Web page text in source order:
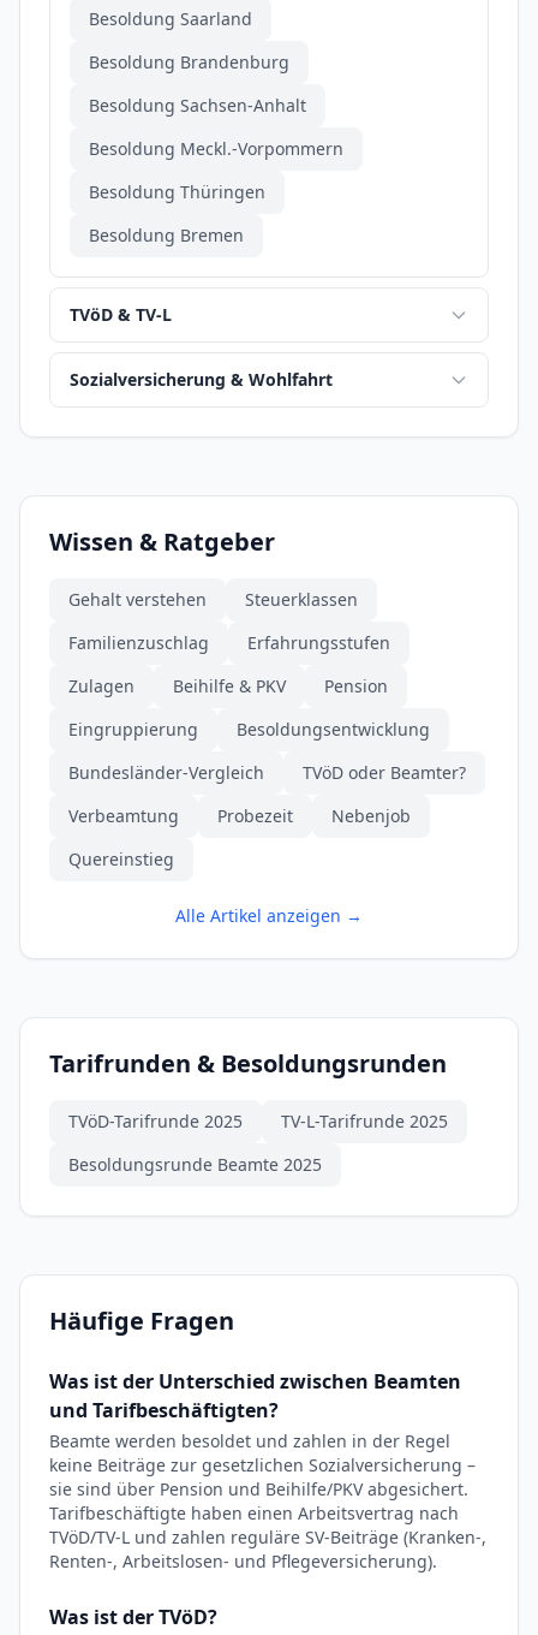
Besoldung Saarland
Besoldung Brandenburg
Besoldung Sachsen-Anhalt
Besoldung Meckl.-Vorpommern
Besoldung Thüringen
Besoldung Bremen
TVöD & TV-L
Sozialversicherung & Wohlfahrt
Wissen & Ratgeber
Gehalt verstehen
Steuerklassen
Familienzuschlag
Erfahrungsstufen
Zulagen
Beihilfe & PKV
Pension
Eingruppierung
Besoldungsentwicklung
Bundesländer-Vergleich
TVöD oder Beamter?
Verbeamtung
Probezeit
Nebenjob
Quereinstieg
Alle Artikel anzeigen →
Tarifrunden & Besoldungsrunden
TVöD-Tarifrunde 2025
TV-L-Tarifrunde 2025
Besoldungsrunde Beamte 2025
Häufige Fragen
Was ist der Unterschied zwischen Beamten
und Tarifbeschäftigten?
Beamte werden besoldet und zahlen in der Regel
keine Beiträge zur gesetzlichen Sozialversicherung –
sie sind über Pension und Beihilfe/PKV abgesichert.
Tarifbeschäftigte haben einen Arbeitsvertrag nach
TVöD/TV-L und zahlen reguläre SV-Beiträge (Kranken-,
Renten-, Arbeitslosen- und Pflegeversicherung).
Was ist der TVöD?